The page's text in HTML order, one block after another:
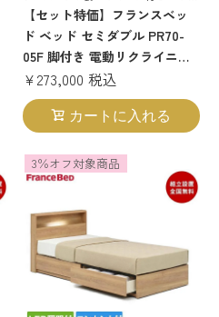
マットレス 付き マットレスセット 70
周年 脚付き スノコ すのこ すのこベッ
【セット特価】フランスベッ
ド ベッド セミダブル PR70-
05F 脚付き 電動リクライニン
グマットレス RP-1000W | 正規
品 フランスベッド製 目玉 マッ
トレス付き マットレス 70周年
¥273,000 税込
カートに入れる
3％オフ対象商品